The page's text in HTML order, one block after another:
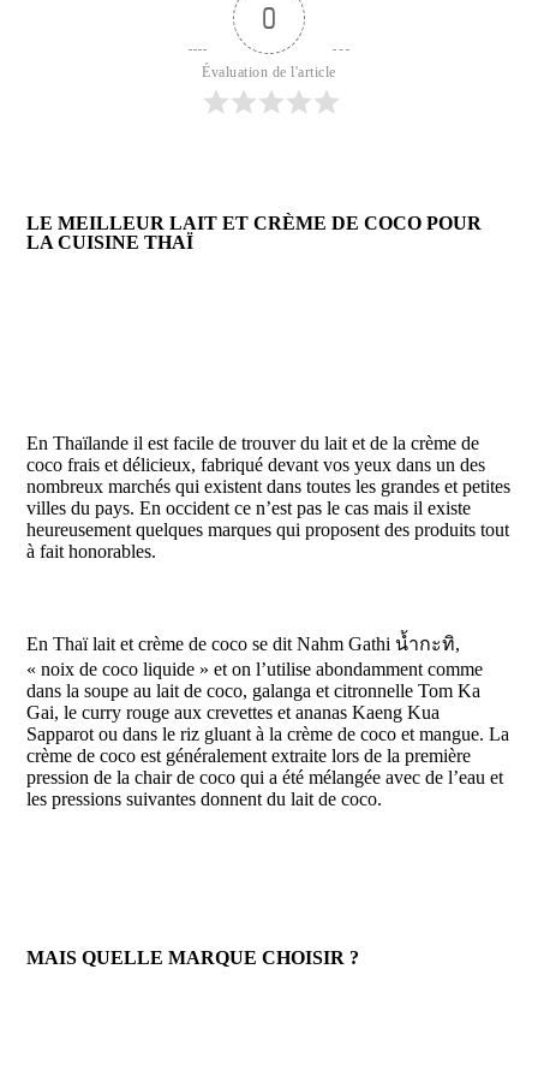
0
Évaluation de l'article
LE MEILLEUR LAIT ET CRÈME DE COCO POUR
LA CUISINE THAÏ
En Thaïlande il est facile de trouver du lait et de la crème de
coco frais et délicieux, fabriqué devant vos yeux dans un des
nombreux marchés qui existent dans toutes les grandes et petites
villes du pays. En occident ce n’est pas le cas mais il existe
heureusement quelques marques qui proposent des produits tout
à fait honorables.
En Thaï lait et crème de coco se dit Nahm Gathi น้ำกะทิ,
« noix de coco liquide » et on l’utilise abondamment comme
dans la soupe au lait de coco, galanga et citronnelle Tom Ka
Gai, le curry rouge aux crevettes et ananas Kaeng Kua
Sapparot ou dans le riz gluant à la crème de coco et mangue. La
crème de coco est généralement extraite lors de la première
pression de la chair de coco qui a été mélangée avec de l’eau et
les pressions suivantes donnent du lait de coco.
MAIS QUELLE MARQUE CHOISIR ?